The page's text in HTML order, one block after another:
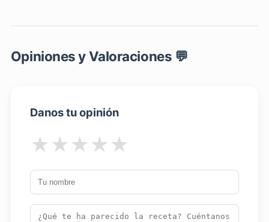
Opiniones y Valoraciones 💬
Danos tu opinión
★
★
★
★
★